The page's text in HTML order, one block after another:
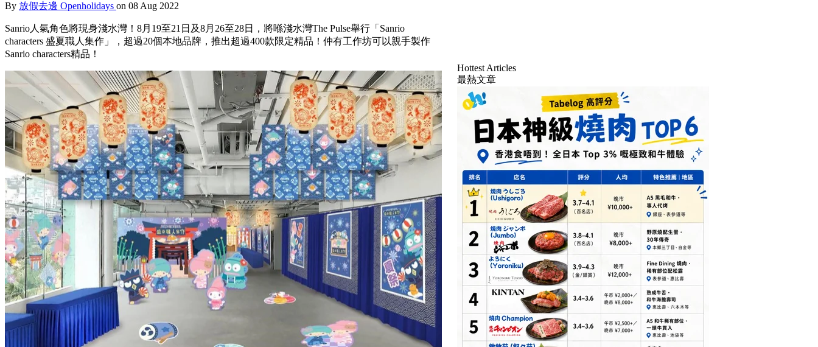
By 放假去邊 Openholidays on 08 Aug 2022
Sanrio人氣角色將現身淺水灣！8月19至21日及8月26至28日，將喺淺水灣The Pulse舉行「Sanrio
characters 盛夏職人集作」，超過20個本地品牌，推出超過400款限定精品！仲有工作坊可以親手製作
Sanrio characters精品！
Hottest Articles
最熱文章